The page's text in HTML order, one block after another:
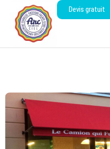
Devis gratuit